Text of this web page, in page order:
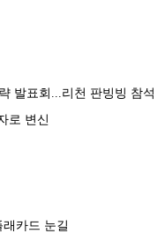
발표회...리천 판빙빙 참석
로 변신
카드 눈길